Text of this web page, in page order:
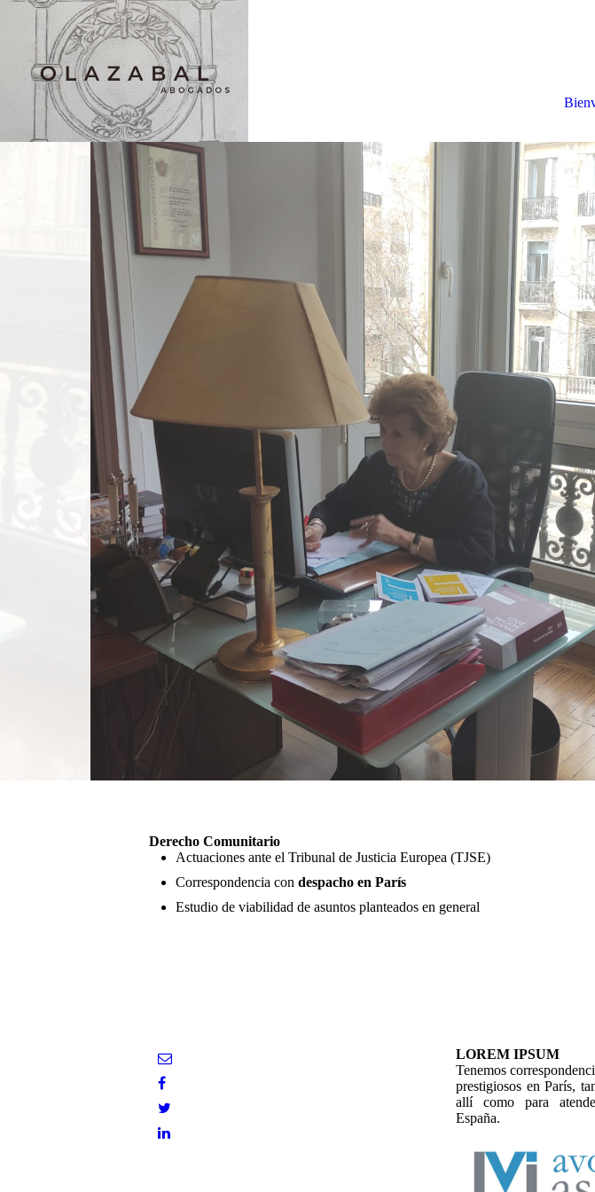
Derecho Comunitario
Actuaciones ante el Tribunal de Justicia Europea (TJSE)
Correspondencia con despacho en París
Estudio de viabilidad de asuntos planteados en general
LOREM IPSUM
Tenemos
prestigiosos en París,
allí como para
España.